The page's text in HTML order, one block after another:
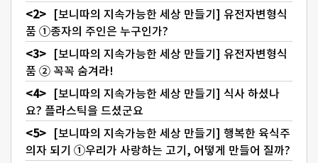
[보니따의 지속가능한 세상 만들기] 유전자변형식
품 ①종자의 주인은 누구인가?
[보니따의 지속가능한 세상 만들기] 유전자변형식
품 ② 꼭꼭 숨겨라!
[보니따의 지속가능한 세상 만들기] 식사 하셨나
요? 플라스틱을 드셨군요
[보니따의 지속가능한 세상 만들기] 행복한 육식주
의자 되기 ①우리가 사랑하는 고기, 어떻게 만들어 질까?